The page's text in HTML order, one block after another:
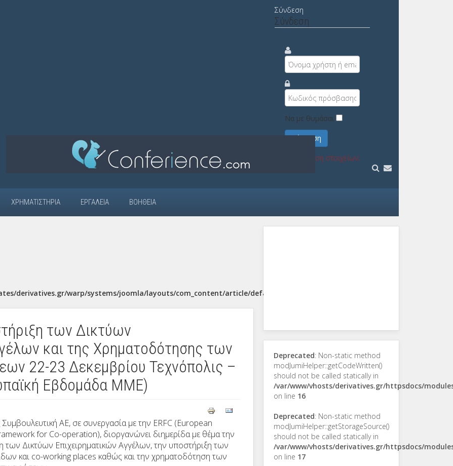
Σύνδεση
Σύνδεση
Να με θυμάσαι
Σύνδεση
Υπενθύμιση στοιχείων;
ΧΡΗΜΑΤΙΣΤΉΡΙΑ ΕΡΓΑΛΕΊΑ ΒΟΉΘΕΙΑ
derivatives.gr/warp/systems/joomla/layouts/com_content/article/default.php
των Δικτύων
και της Χρηματοδότησης των
22-23 Δεκεμβρίου Τεχνόπολις –
Εβδομάδα ΜΜΕ)
Συμβουλευτική ΑΕ, σε συνεργασία με την ERFC (European
for Co-operation), διοργανώνει διημερίδα με θέμα την
των Δικτύων Επιχειρηματικών Αγγέλων, την υποστήριξη των
και co-working places καθώς και την χρηματοδότηση των
Deprecated: Non-static method
modJumiHelper::getCodeWritten()
should not be called statically in
/var/www/vhosts/derivatives.gr/httpsdocs/
on line 16
Deprecated: Non-static method
modJumiHelper::getStorageSource()
should not be called statically in
/var/www/vhosts/derivatives.gr/httpsdocs/
on line 17